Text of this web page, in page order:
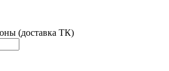
(доставка ТК)